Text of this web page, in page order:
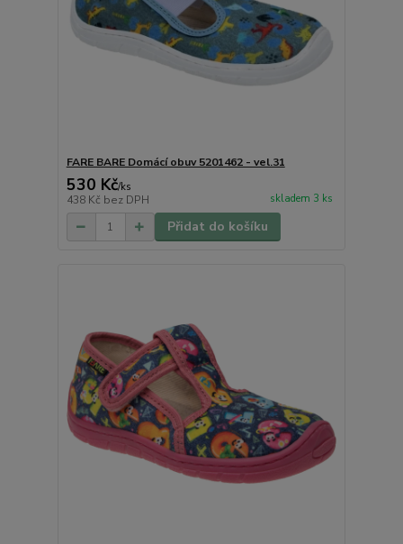
FARE BARE Domácí obuv 5201462 - vel.31
530 Kč/ks
438 Kč bez DPH skladem 3 ks
Přidat do košíku